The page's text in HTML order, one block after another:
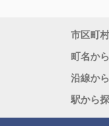
市区町
町名か
沿線か
駅から